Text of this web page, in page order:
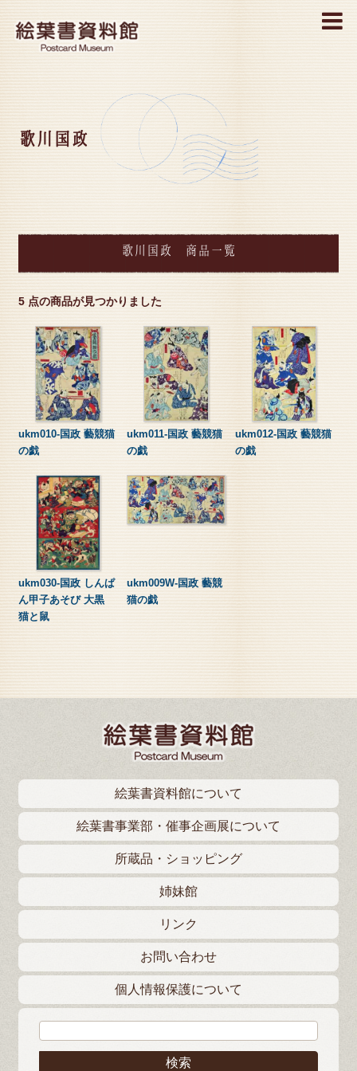
MENU
歌川国政
歌川国政 商品一覧
5 点の商品が見つかりました
ukm010-国政 藝競猫
の戯
ukm011-国政 藝競猫
の戯
ukm012-国政 藝競猫
の戯
ukm030-国政 しんぱ
ん甲子あそび 大黒
猫と鼠
ukm009W-国政 藝競
猫の戯
絵葉書資料館について
絵葉書事業部・催事企画展について
所蔵品・ショッピング
姉妹館
リンク
お問い合わせ
個人情報保護について